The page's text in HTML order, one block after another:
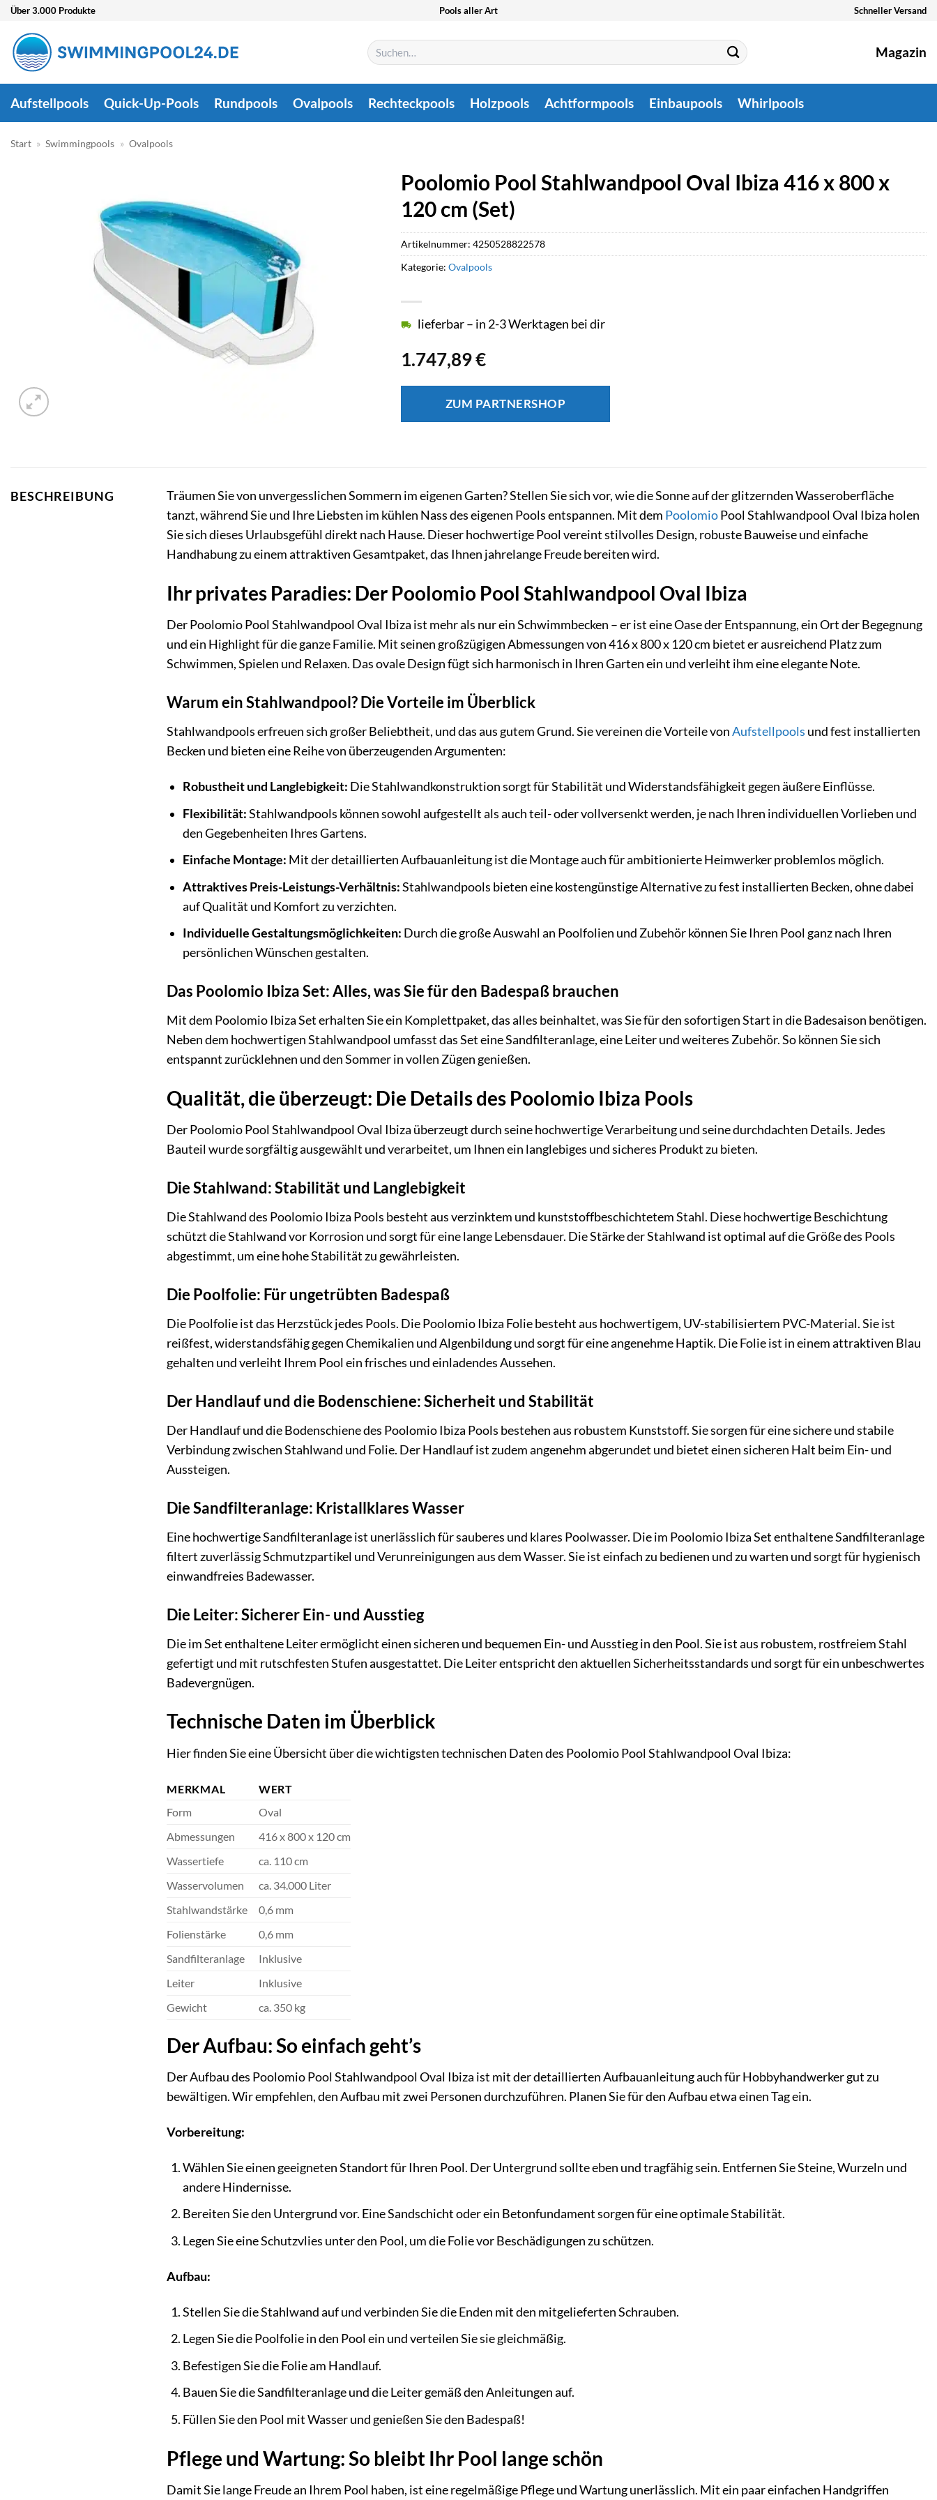
Zum
springen
Über 3.000 Produkte Pools aller Art Schneller Versand
Suchen
nach:
Magazin
Aufstellpools Quick-Up-Pools Rundpools Ovalpools Rechteckpools Holzpools Achtformpools Einbaupools Whirlpools
Start » Swimmingpools » Ovalpools
Poolomio Pool Stahlwandpool Oval Ibiza 416 x 800 x
120 cm (Set)
1.747,89€
lieferbar – in 2-3 Werktagen bei dir
ZUM PARTNERSHOP
Artikelnummer: 4250528822578
Kategorie: Ovalpools
BESCHREIBUNG
Träumen Sie von unvergesslichen Sommern im eigenen Garten? Stellen Sie sich vor, wie die Sonne auf der glitzernden Wasseroberfläche
tanzt, während Sie und Ihre Liebsten im kühlen Nass des eigenen Pools entspannen. Mit dem PoolomioPool Stahlwandpool Oval Ibiza holen
Sie sich dieses Urlaubsgefühl direkt nach Hause. Dieser hochwertige Pool vereint stilvolles Design, robuste Bauweise und einfache
Handhabung zu einem attraktiven Gesamtpaket, das Ihnen jahrelange Freude bereiten wird.
Ihr privates Paradies: Der Poolomio Pool Stahlwandpool Oval Ibiza
Der Poolomio Pool Stahlwandpool Oval Ibiza ist mehr als nur ein Schwimmbecken – er ist eine Oase der Entspannung, ein Ort der Begegnung
und ein Highlight für die ganze Familie. Mit seinen großzügigen Abmessungen von 416 x 800 x 120 cm bietet er ausreichend Platz zum
Schwimmen, Spielen und Relaxen. Das ovale Design fügt sich harmonisch in Ihren Garten ein und verleiht ihm eine elegante Note.
Warum ein Stahlwandpool? Die Vorteile im Überblick
Stahlwandpools erfreuen sich großer Beliebtheit, und das aus gutem Grund. Sie vereinen die Vorteile vonAufstellpools und fest installierten
Becken und bieten eine Reihe von überzeugenden Argumenten:
Robustheit und Langlebigkeit: Die Stahlwandkonstruktion sorgt für Stabilität und Widerstandsfähigkeit gegen äußere Einflüsse.
Flexibilität:Stahlwandpools können sowohl aufgestellt als auch teil- oder vollversenkt werden, je nach Ihren individuellen Vorlieben und
den Gegebenheiten Ihres Gartens.
Einfache Montage: Mit der detaillierten Aufbauanleitung ist die Montage auch für ambitionierte Heimwerker problemlos möglich.
Attraktives Preis-Leistungs-Verhältnis:Stahlwandpools bieten eine kostengünstige Alternative zu fest installierten Becken, ohne dabei
auf Qualität und Komfort zu verzichten.
Individuelle Gestaltungsmöglichkeiten: Durch die große Auswahl an Poolfolien und Zubehör können Sie Ihren Pool ganz nach Ihren
persönlichen Wünschen gestalten.
Das Poolomio Ibiza Set: Alles, was Sie für den Badespaß brauchen
Mit dem Poolomio Ibiza Set erhalten Sie ein Komplettpaket, das alles beinhaltet, was Sie für den sofortigen Start in die Badesaison benötigen.
Neben dem hochwertigen Stahlwandpool umfasst das Set eine Sandfilteranlage, eine Leiter und weiteres Zubehör. So können Sie sich
entspannt zurücklehnen und den Sommer in vollen Zügen genießen.
Qualität, die überzeugt: Die Details des Poolomio Ibiza Pools
Der Poolomio Pool Stahlwandpool Oval Ibiza überzeugt durch seine hochwertige Verarbeitung und seine durchdachten Details. Jedes
Bauteil wurde sorgfältig ausgewählt und verarbeitet, um Ihnen ein langlebiges und sicheres Produkt zu bieten.
Die Stahlwand: Stabilität und Langlebigkeit
Die Stahlwand des Poolomio Ibiza Pools besteht aus verzinktem und kunststoffbeschichtetem Stahl. Diese hochwertige Beschichtung
schützt die Stahlwand vor Korrosion und sorgt für eine lange Lebensdauer. Die Stärke der Stahlwand ist optimal auf die Größe des Pools
abgestimmt, um eine hohe Stabilität zu gewährleisten.
Die Poolfolie: Für ungetrübten Badespaß
Die Poolfolie ist das Herzstück jedes Pools. Die Poolomio Ibiza Folie besteht aus hochwertigem, UV-stabilisiertem PVC-Material. Sie ist
reißfest, widerstandsfähig gegen Chemikalien und Algenbildung und sorgt für eine angenehme Haptik. Die Folie ist in einem attraktiven Blau
gehalten und verleiht Ihrem Pool ein frisches und einladendes Aussehen.
Der Handlauf und die Bodenschiene: Sicherheit und Stabilität
Der Handlauf und die Bodenschiene des Poolomio Ibiza Pools bestehen aus robustem Kunststoff. Sie sorgen für eine sichere und stabile
Verbindung zwischen Stahlwand und Folie. Der Handlauf ist zudem angenehm abgerundet und bietet einen sicheren Halt beim Ein- und
Aussteigen.
Die Sandfilteranlage: Kristallklares Wasser
Eine hochwertige Sandfilteranlage ist unerlässlich für sauberes und klares Poolwasser. Die im Poolomio Ibiza Set enthaltene Sandfilteranlage
filtert zuverlässig Schmutzpartikel und Verunreinigungen aus dem Wasser. Sie ist einfach zu bedienen und zu warten und sorgt für hygienisch
einwandfreies Badewasser.
Die Leiter: Sicherer Ein- und Ausstieg
Die im Set enthaltene Leiter ermöglicht einen sicheren und bequemen Ein- und Ausstieg in den Pool. Sie ist aus robustem, rostfreiem Stahl
gefertigt und mit rutschfesten Stufen ausgestattet. Die Leiter entspricht den aktuellen Sicherheitsstandards und sorgt für ein unbeschwertes
Badevergnügen.
Technische Daten im Überblick
Hier finden Sie eine Übersicht über die wichtigsten technischen Daten des Poolomio Pool Stahlwandpool Oval Ibiza:
MERKMAL
WERT
Form
Oval
Abmessungen
416 x 800 x 120 cm
Wassertiefe
ca. 110 cm
Wasservolumen
ca. 34.000 Liter
Stahlwandstärke
0,6 mm
Folienstärke
0,6 mm
Sandfilteranlage
Inklusive
Leiter
Inklusive
Gewicht
ca. 350 kg
Der Aufbau: So einfach geht’s
Der Aufbau des Poolomio Pool Stahlwandpool Oval Ibiza ist mit der detaillierten Aufbauanleitung auch für Hobbyhandwerker gut zu
bewältigen. Wir empfehlen, den Aufbau mit zwei Personen durchzuführen. Planen Sie für den Aufbau etwa einen Tag ein.
Vorbereitung:
Wählen Sie einen geeigneten Standort für Ihren Pool. Der Untergrund sollte eben und tragfähig sein. Entfernen Sie Steine, Wurzeln und
andere Hindernisse.
Bereiten Sie den Untergrund vor. Eine Sandschicht oder ein Betonfundament sorgen für eine optimale Stabilität.
Legen Sie eine Schutzvlies unter den Pool, um die Folie vor Beschädigungen zu schützen.
Aufbau:
Stellen Sie die Stahlwand auf und verbinden Sie die Enden mit den mitgelieferten Schrauben.
Legen Sie die Poolfolie in den Pool ein und verteilen Sie sie gleichmäßig.
Befestigen Sie die Folie am Handlauf.
Bauen Sie die Sandfilteranlage und die Leiter gemäß den Anleitungen auf.
Füllen Sie den Pool mit Wasser und genießen Sie den Badespaß!
Pflege und Wartung: So bleibt Ihr Pool lange schön
Damit Sie lange Freude an Ihrem Pool haben, ist eine regelmäßige Pflege und Wartung unerlässlich. Mit ein paar einfachen Handgriffen